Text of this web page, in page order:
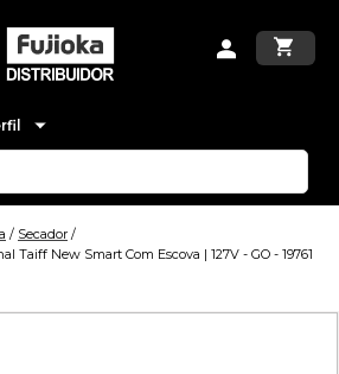
Secador
Taiff New Smart Com Escova | 127V - GO - 19761